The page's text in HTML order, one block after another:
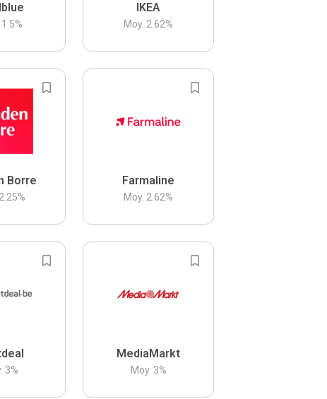
1.5%
IKEA
Moy. 2.62%
Borre
2.25%
Farmaline
Moy. 2.62%
3%
MediaMarkt
Moy. 3%